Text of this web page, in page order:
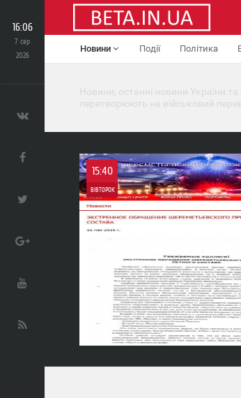
Новини Події Політика
16:06
7 сер
2026
Новини, останні новини України та
перетворюють на військовий
15:40
ВІВТОРОК
0